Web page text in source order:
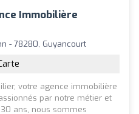
Immobilière
- 78280, Guyancourt
votre agence immobilière
par notre métier et
ans, nous sommes